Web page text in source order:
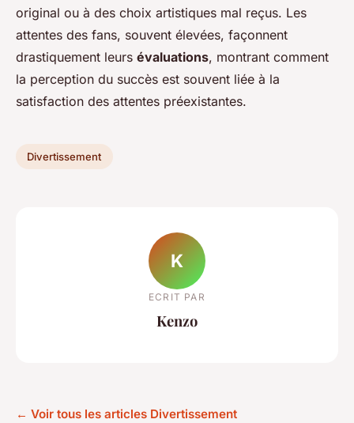
original ou à des choix artistiques mal reçus. Les
attentes des fans, souvent élevées, façonnent
drastiquement leurs évaluations, montrant comment
la perception du succès est souvent liée à la
satisfaction des attentes préexistantes.
Divertissement
K
ECRIT PAR
Kenzo
← Voir tous les articles Divertissement